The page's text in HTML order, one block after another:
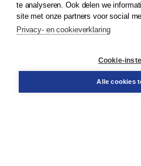
Klantenservice
Service & informatie
Contact
te analyseren. Ook delen we
site met onze partners voor social
Privacy- en cookieverklaring
Cookie-
Alle cookies